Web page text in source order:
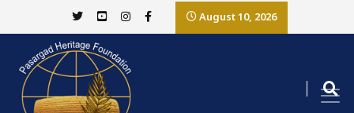
August 10, 2026